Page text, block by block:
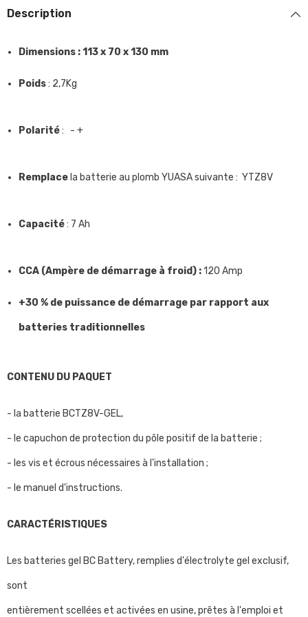
Description
Dimensions : 113 x 70 x 130 mm
Poids: 2,7Kg
Polarité: - +
Remplace la batterie au plomb YUASA suivante : YTZ8V
Capacité: 7 Ah
CCA (Ampère de démarrage à froid) :120 Amp
+30 % de puissance de démarrage par rapport aux
batteries traditionnelles
CONTENU DU PAQUET
- la batterie BCTZ8V-GEL,
- le capuchon de protection du pôle positif de la batterie ;
- les vis et écrous nécessaires à l'installation ;
- le manuel d'instructions.
CARACTÉRISTIQUES
Les batteries gel BC Battery, remplies d'électrolyte gel exclusif,
sont
entièrement scellées et activées en usine, prêtes à l'emploi et